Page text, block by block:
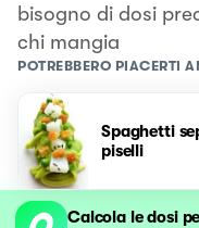
bisogno di dosi
chi mangia
POTREBBERO PIACERTI
Spaghetti
piselli
Calcola le dosi